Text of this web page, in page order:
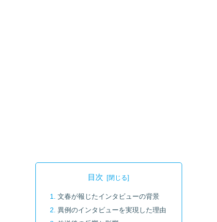
目次
文春が報じたインタビューの背景
異例のインタビューを実現した理由